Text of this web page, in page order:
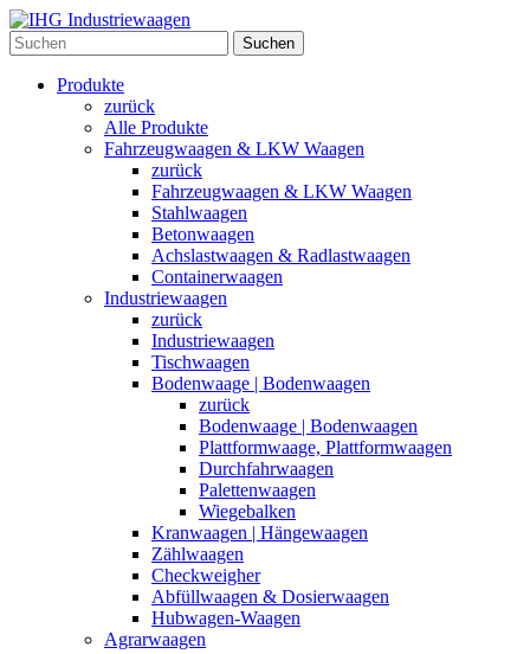
Suchen
Produkte
zurück
Alle Produkte
Fahrzeugwaagen & LKW Waagen
zurück
Fahrzeugwaagen & LKW Waagen
Stahlwaagen
Betonwaagen
Achslastwaagen & Radlastwaagen
Containerwaagen
Industriewaagen
zurück
Industriewaagen
Tischwaagen
Bodenwaage | Bodenwaagen
zurück
Bodenwaage | Bodenwaagen
Plattformwaage, Plattformwaagen
Durchfahrwaagen
Palettenwaagen
Wiegebalken
Kranwaagen | Hängewaagen
Zählwaagen
Checkweigher
Abfüllwaagen & Dosierwaagen
Hubwagen-Waagen
Agrarwaagen